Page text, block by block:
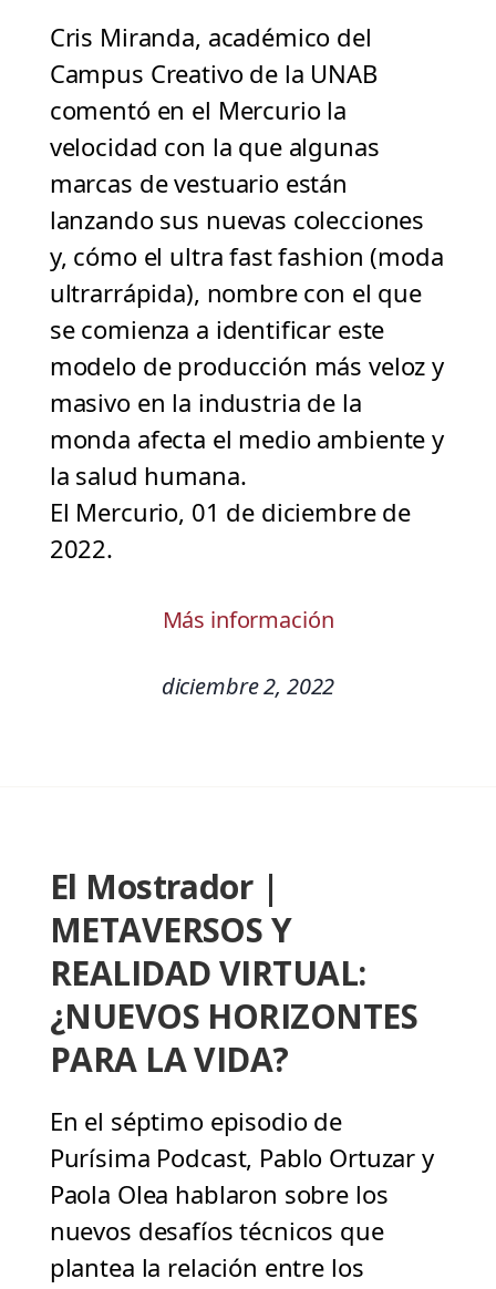
Cris Miranda, académico del
Campus Creativo de la UNAB
comentó en el Mercurio la
velocidad con la que algunas
marcas de vestuario están
lanzando sus nuevas colecciones
y, cómo el ultra fast fashion (moda
ultrarrápida), nombre con el que
se comienza a identificar este
modelo de producción más veloz y
masivo en la industria de la
monda afecta el medio ambiente y
la salud humana.
El Mercurio, 01 de diciembre de
2022.
Más información
diciembre 2, 2022
El Mostrador |
METAVERSOS Y
REALIDAD VIRTUAL:
¿NUEVOS HORIZONTES
PARA LA VIDA?
En el séptimo episodio de
Purísima Podcast, Pablo Ortuzar y
Paola Olea hablaron sobre los
nuevos desafíos técnicos que
plantea la relación entre los